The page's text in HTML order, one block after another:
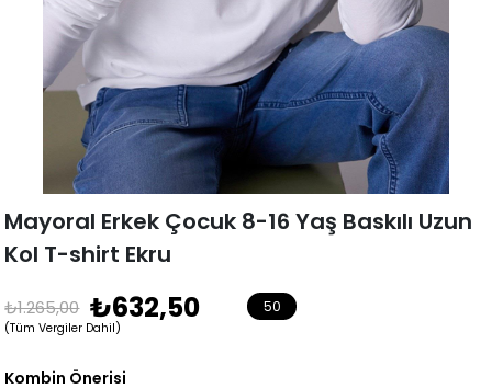
Mayoral Erkek Çocuk 8-16 Yaş Baskılı Uzun
Kol T-shirt Ekru
₺1.265,00 ₺632,50
(Tüm Vergiler Dahil)
50
Kombin Önerisi